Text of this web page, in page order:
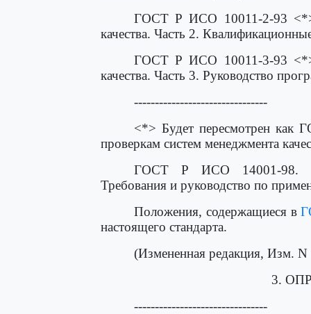
ГОСТ Р ИСО 10011-2-93 <*>.
качества. Часть 2.
ГОСТ Р ИСО 10011-3-93 <*>.
качества. Часть 3. Руководство
--------------------------------
<*> Будет пересмотрен как
проверкам систем менеджмента
ГОСТ Р ИСО 14001-98.
Требования и руководство по
Положения, содержащиеся в
настоящего стандарта.
(Измененная редакция, Изм. N
3.
--------------------------------